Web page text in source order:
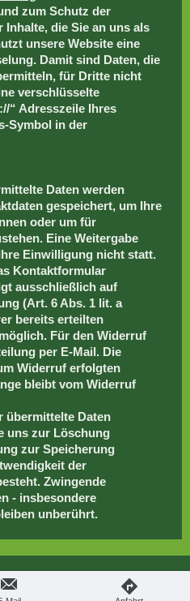
zum Schutz der
die Sie an uns als
unsere Website eine
Damit sind Daten, die
für Dritte nicht
verschlüsselte
“ Adresszeile Ihres
Symbol in der
Daten werden
gespeichert, um Ihre
oder um für
Eine Weitergabe
Einwilligung nicht statt.
Kontaktformular
ausschließlich auf
(Art. 6 Abs. 1 lit. a
bereits erteilten
Für den Widerruf
per E-Mail. Die
Widerruf erfolgten
bleibt vom Widerruf
übermittelte Daten
uns zur Löschung
zur Speicherung
der
Zwingende
- insbesondere
unberührt.
Webansicht